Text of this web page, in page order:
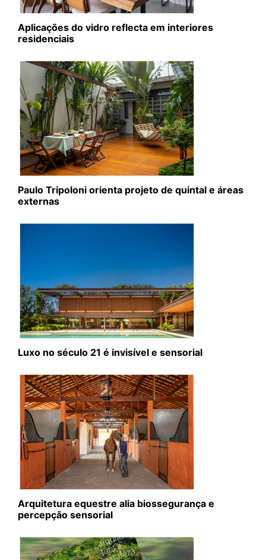
Aplicações do vidro reflecta em interiores
residenciais
Paulo Tripoloni orienta projeto de quintal e áreas
externas
Luxo no século 21 é invisível e sensorial
Arquitetura equestre alia biossegurança e
percepção sensorial